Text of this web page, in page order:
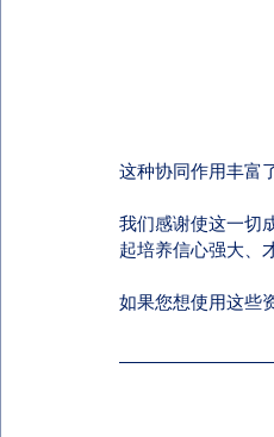
这种协同作用丰富
我们感谢使这一切
起培养信心强大、
如果您想使用这些